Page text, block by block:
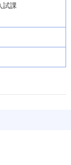
試課